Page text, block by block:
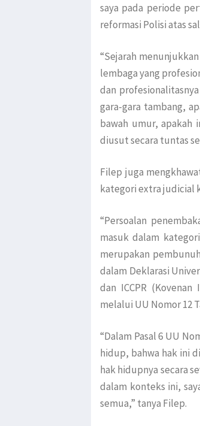
saya pada periode
reformasi Polisi atas
“Sejarah
lembaga yang
dan
gara-gara tambang,
bawah umur, apakah
diusut secara tuntas
Filep juga
kategori extra judicial
“Persoalan
masuk dalam
merupakan
dalam Deklarasi
dan ICCPR
melalui UU Nomor 12
“Dalam Pasal 6 UU
hidup, bahwa hak ini
hak hidupnya secara
dalam konteks ini,
semua,” tanya Filep.